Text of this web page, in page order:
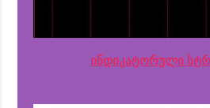
ინდიკატორული